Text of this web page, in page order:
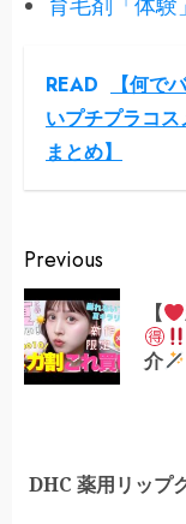
READ
【何で
いプチプラコ
まとめ】
Continue
Reading
Previous
【
介
Next
DHC 薬用リップ